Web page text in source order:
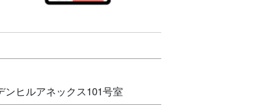
ヒルアネックス101号室